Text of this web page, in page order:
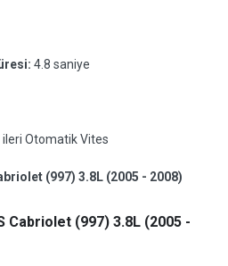
4.8 saniye
ileri Otomatik Vites
(997) 3.8L (2005 - 2008)
Cabriolet (997) 3.8L (2005 -